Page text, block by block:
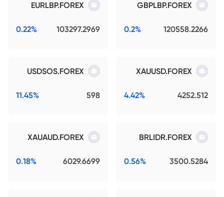
GBPLBP.FOREX
120558.2266
0.2%
EURLBP.FOREX
103297.2969
0.22%
XAUUSD.FOREX
4252.512
4.42%
USDSOS.FOREX
598
11.45%
BRLIDR.FOREX
3500.5284
0.56%
XAUAUD.FOREX
6029.6699
0.18%